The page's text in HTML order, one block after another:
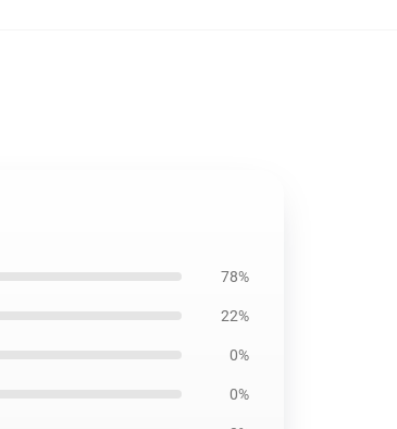
78%
22%
0%
0%